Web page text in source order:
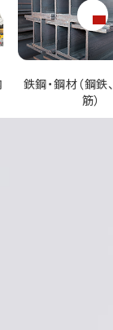
ガラス（強化ガラ
ラス、フィ